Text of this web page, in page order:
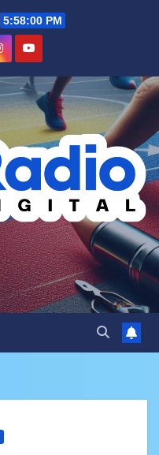
5:58:01 PM